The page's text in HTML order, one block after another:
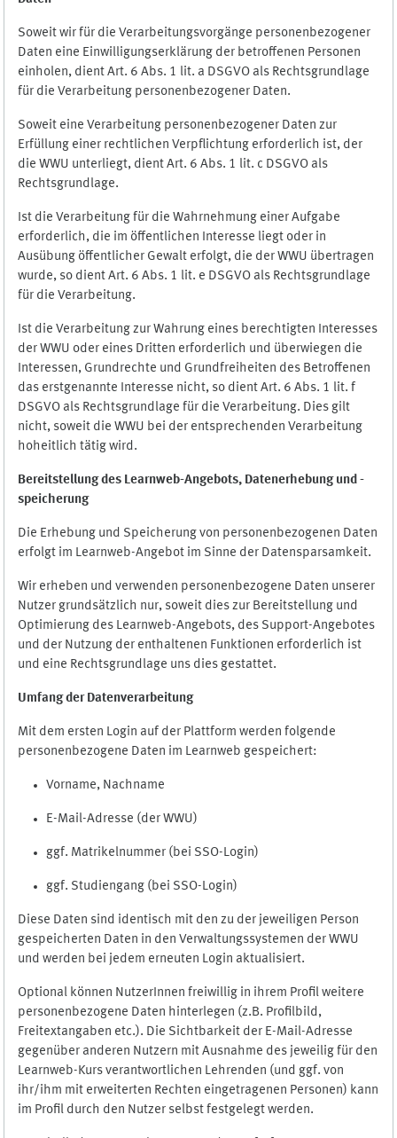
Soweit wir für die Verarbeitungsvorgänge personenbezogener
Daten eine Einwilligungserklärung der betroffenen Personen
einholen, dient Art. 6 Abs. 1 lit. a DSGVO als Rechtsgrundlage
für die Verarbeitung personenbezogener Daten.
Soweit eine Verarbeitung personenbezogener Daten zur
Erfüllung einer rechtlichen Verpflichtung erforderlich ist, der
die WWU unterliegt, dient Art. 6 Abs. 1 lit. c DSGVO als
Rechtsgrundlage.
Ist die Verarbeitung für die Wahrnehmung einer Aufgabe
erforderlich, die im öffentlichen Interesse liegt oder in
Ausübung öffentlicher Gewalt erfolgt, die der WWU übertragen
wurde, so dient Art. 6 Abs. 1 lit. e DSGVO als Rechtsgrundlage
für die Verarbeitung.
Ist die Verarbeitung zur Wahrung eines berechtigten Interesses
der WWU oder eines Dritten erforderlich und überwiegen die
Interessen, Grundrechte und Grundfreiheiten des Betroffenen
das erstgenannte Interesse nicht, so dient Art. 6 Abs. 1 lit. f
DSGVO als Rechtsgrundlage für die Verarbeitung. Dies gilt
nicht, soweit die WWU bei der entsprechenden Verarbeitung
hoheitlich tätig wird.
Bereitstellung des Learnweb-Angebots, Datenerhebung und -
speicherung
Die Erhebung und Speicherung von personenbezogenen Daten
erfolgt im Learnweb-Angebot im Sinne der Datensparsamkeit.
Wir erheben und verwenden personenbezogene Daten unserer
Nutzer grundsätzlich nur, soweit dies zur Bereitstellung und
Optimierung des Learnweb-Angebots, des Support-Angebotes
und der Nutzung der enthaltenen Funktionen erforderlich ist
und eine Rechtsgrundlage uns dies gestattet.
Umfang der Datenverarbeitung
Mit dem ersten Login auf der Plattform werden folgende
personenbezogene Daten im Learnweb gespeichert:
Vorname, Nachname
E-Mail-Adresse (der WWU)
ggf. Matrikelnummer (bei SSO-Login)
ggf. Studiengang (bei SSO-Login)
Diese Daten sind identisch mit den zu der jeweiligen Person
gespeicherten Daten in den Verwaltungssystemen der WWU
und werden bei jedem erneuten Login aktualisiert.
Optional können NutzerInnen freiwillig in ihrem Profil weitere
personenbezogene Daten hinterlegen (z.B. Profilbild,
Freitextangaben etc.). Die Sichtbarkeit der E-Mail-Adresse
gegenüber anderen Nutzern mit Ausnahme des jeweilig für den
Learnweb-Kurs verantwortlichen Lehrenden (und ggf. von
ihr/ihm mit erweiterten Rechten eingetragenen Personen) kann
im Profil durch den Nutzer selbst festgelegt werden.